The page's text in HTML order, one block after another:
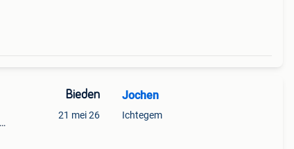
Bieden
21 mei 26
Jochen
Ichtegem